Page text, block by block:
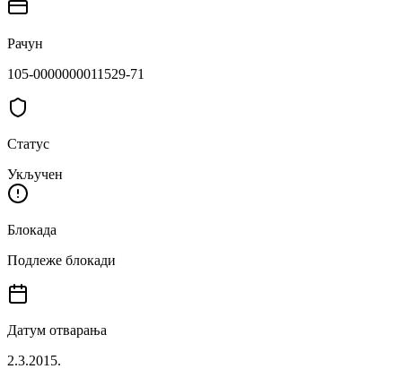
Рачун
105-0000000011529-71
Статус
Укључен
Блокада
Подлеже блокади
Датум отварања
2.3.2015.